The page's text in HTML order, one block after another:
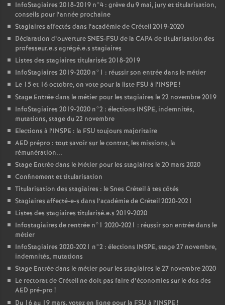
InfoStagiaires 2018-2019 n°4 : grève du 9 mai, jury et titularisation,
conseils pour l’année prochaine
Stagiaires affectés dans l’académie de Créteil 2019-2020
Déclaration d’ouvertureSNES-FSU de la CAPAde titularisation des
professeur.e.s agrégé.e.s stagiaires
Listes des stagiaires titularisés 2018-2019
InfoStagiaires 2019-2020 n°1 : réussir son entrée dans le métier
Le 15 et 16 octobre, on vote pour la liste FSU à l’INSPE !
Stage Entrée dans le métier pour les stagiaires le 22 novembre 2019
InfoStagiaires 2019-2020 n°2 : élections INSPE, indemnités,
mutations, stage du 22 novembre
Elections à l’INSPE : la FSU toujours majoritaire
AED prépro : tout savoir sur le contrat, les missions, la
rémunération...
Stage Entrée dans le Métier pour les stagiaires le 20 mars 2020
Confinement et titularisation
Titularisation des stagiaires : le Snes Créteil à tes côtés
Stagiaires affecté-e-s dans l’académie de Créteil 2020-2021
Listes des stagiaires titularisé.e.s 2019-2020
Infostagiaires de rentrée n°1 2020-2021 : réussir son entrée dans le
métier
InfoStagiaires 2020-2021 n°2 : élections INSPE, stage 27 novembre,
indemnités, mutations
Stage Entrée dans le métier pour les stagiaires le 27 novembre 2020
Le rectorat de Créteil ne doit pas faire d’économies sur le dos des
AED pré-pro !